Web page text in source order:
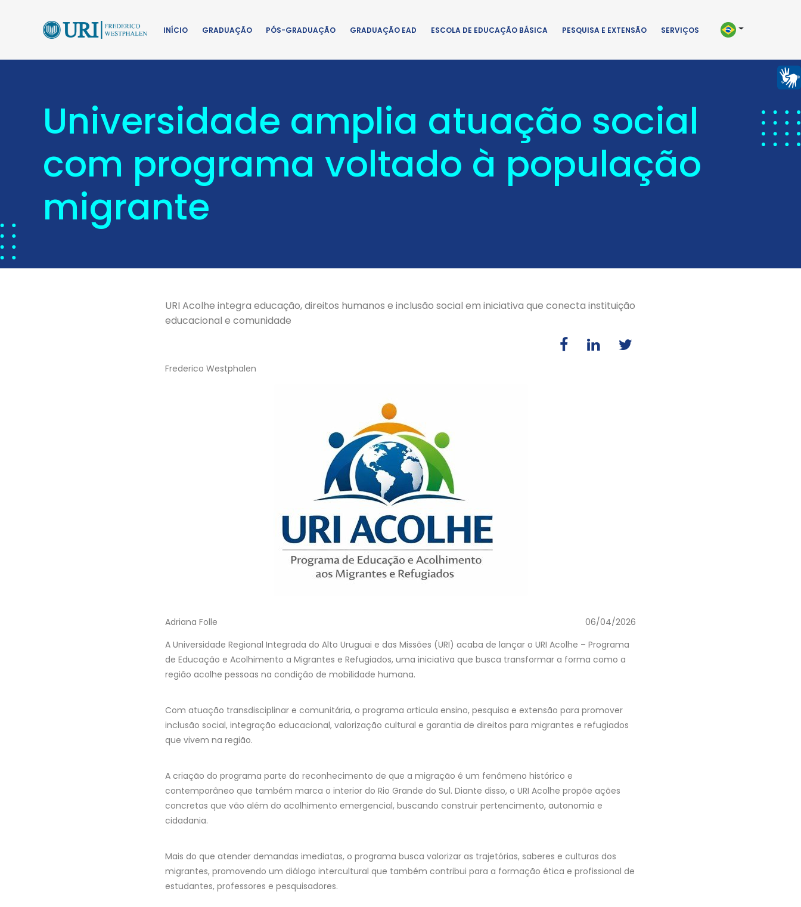
INÍCIO GRADUAÇÃO PÓS-GRADUAÇÃO GRADUAÇÃO EAD ESCOLA DE EDUCAÇÃO BÁSICA PESQUISA E EXTENSÃO SERVIÇOS
Universidade amplia atuação social
com programa voltado à população
migrante
URI Acolhe integra educação, direitos humanos e inclusão social em iniciativa que conecta instituição
educacional e comunidade
Frederico Westphalen
Adriana Folle
06/04/2026
A Universidade Regional Integrada do Alto Uruguai e das Missões (URI) acaba de lançar o URI Acolhe – Programa
de Educação e Acolhimento a Migrantes e Refugiados, uma iniciativa que busca transformar a forma como a
região acolhe pessoas na condição de mobilidade humana.
Com atuação transdisciplinar e comunitária, o programa articula ensino, pesquisa e extensão para promover
inclusão social, integração educacional, valorização cultural e garantia de direitos para migrantes e refugiados
que vivem na região.
A criação do programa parte do reconhecimento de que a migração é um fenômeno histórico e
contemporâneo que também marca o interior do Rio Grande do Sul. Diante disso, o URI Acolhe propõe ações
concretas que vão além do acolhimento emergencial, buscando construir pertencimento, autonomia e
cidadania.
Mais do que atender demandas imediatas, o programa busca valorizar as trajetórias, saberes e culturas dos
migrantes, promovendo um diálogo intercultural que também contribui para a formação ética e profissional de
estudantes, professores e pesquisadores.